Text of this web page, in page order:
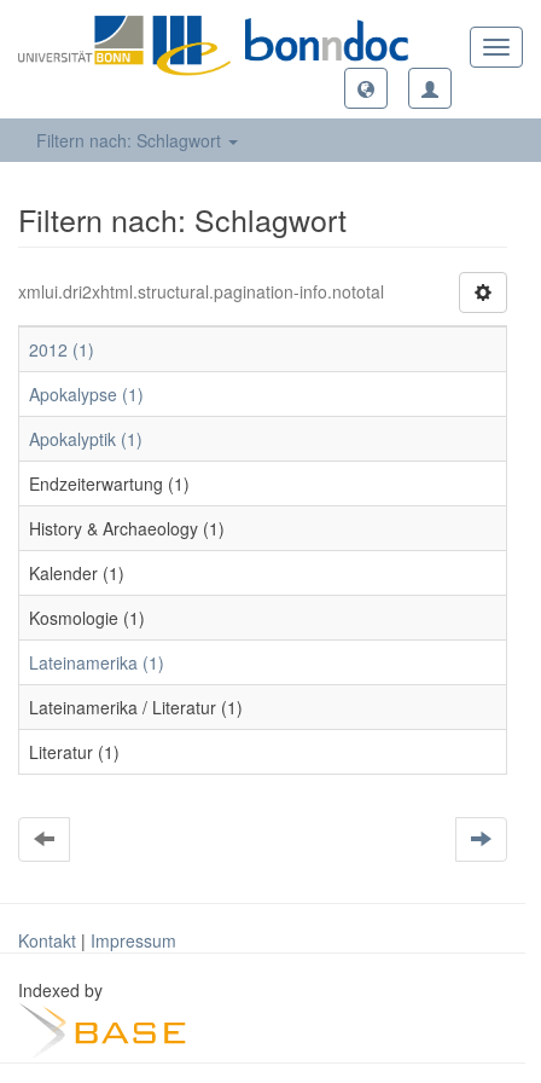
Filtern nach: Schlagwort
Filtern nach: Schlagwort
xmlui.dri2xhtml.structural.pagination-info.nototal
2012 (1)
Apokalypse (1)
Apokalyptik (1)
Endzeiterwartung (1)
History & Archaeology (1)
Kalender (1)
Kosmologie (1)
Lateinamerika (1)
Lateinamerika / Literatur (1)
Literatur (1)
Kontakt | Impressum
Indexed by